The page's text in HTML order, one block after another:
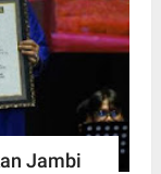
Jambi